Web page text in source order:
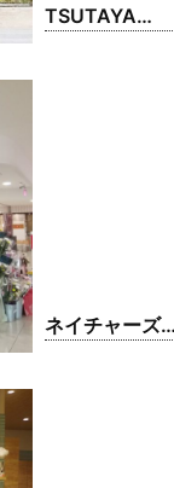
TSUTAYA
ネイチャーズ